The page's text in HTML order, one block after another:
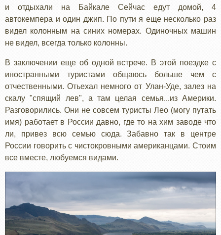
и отдыхали на Байкале Сейчас едут домой, 4
автокемпера и один джип. По пути я еще несколько раз
видел колонным на синих номерах. Одиночных машин
не видел, всегда только колонны.
В заключении еще об одной встрече. В этой поездке с
иностранными туристами общаюсь больше чем с
отчественными. Отьехал немного от Улан-Уде, залез на
скалу "спящий лев", а там целая семья...из Америки.
Разговорились. Они не совсем туристы Лео (могу путать
имя) работает в России давно, где то на хим заводе что
ли, привез всю семью сюда. Забавно так в центре
России говорить с чистокровными американцами. Стоим
все вместе, любуемся видами.